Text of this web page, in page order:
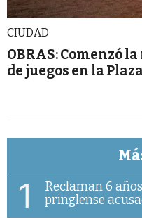
CIUDAD
OBRAS: Comenzó
de juegos en la
1
Reclaman 6
pringlense